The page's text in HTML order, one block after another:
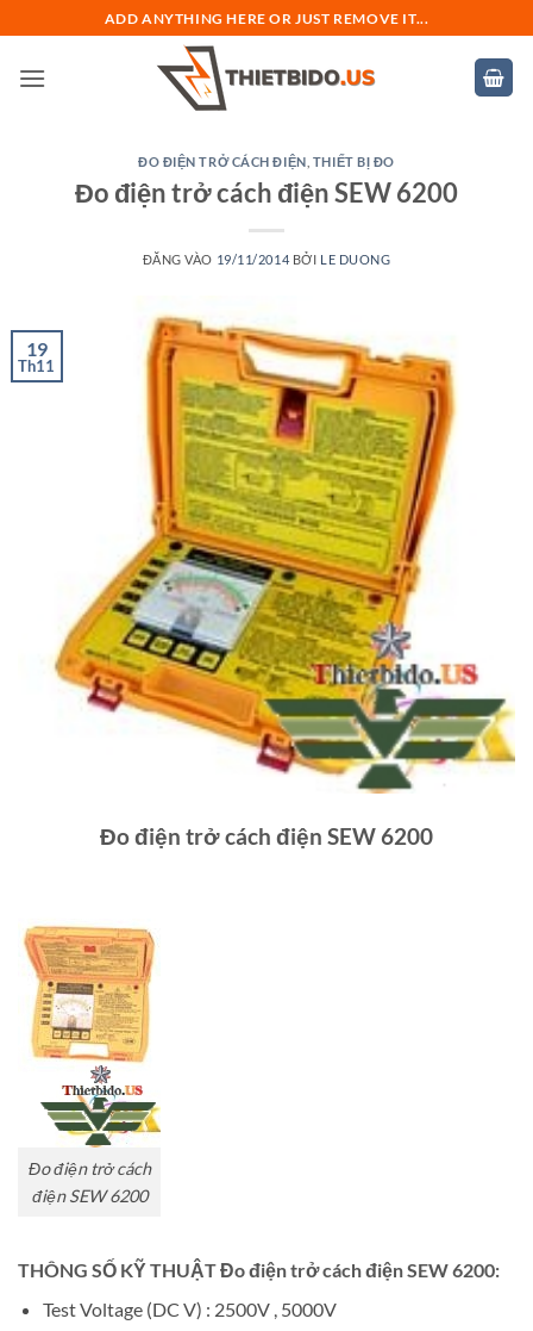
qua
nội
ADD ANYTHING HERE OR JUST REMOVE IT...
ĐO ĐIỆN TRỞ CÁCH ĐIỆN THIẾT BỊ ĐO
Đo điện trở cách điện SEW 6200
ĐĂNG VÀO 19/11/2014 BỞI LE DUONG
19
Th11
Đo điện trở cách điện SEW 6200
Đo điện trở cách
điện SEW 6200
THÔNG SỐ KỸ THUẬT Đo điện trở cách điện SEW 6200:
Test Voltage (DC V) : 2500V , 5000V